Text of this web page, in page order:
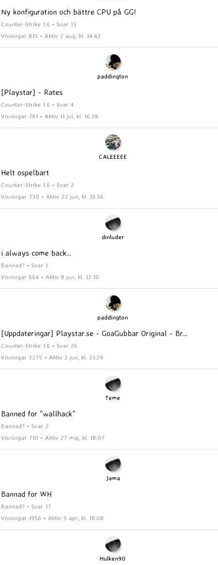
Ny konfiguration och bättre CPU på GG!
Counter-Strike 1.6 • Svar 13
Visningar 815 • Aktiv 2 aug, kl. 14:42
paddington
[Playstar] - Rates
Counter-Strike 1.6 • Svar 4
Visningar 781 • Aktiv 11 jul, kl. 16:28
CALEEEEE
Helt ospelbart
Counter-Strike 1.6 • Svar 2
Visningar 730 • Aktiv 22 jun, kl. 19:36
dinluder
i always come back...
Bannad? • Svar 1
Visningar 664 • Aktiv 8 jun, kl. 12:10
paddington
[Uppdateringar] Playstar.se - GoaGubbar Original - Br...
Counter-Strike 1.6 • Svar 26
Visningar 3275 • Aktiv 2 jun, kl. 21:29
Teme
Banned for "wallhack"
Bannad? • Svar 2
Visningar 710 • Aktiv 27 maj, kl. 18:07
Jama
Bannad for WH
Bannad? • Svar 17
Visningar 1956 • Aktiv 3 apr, kl. 18:08
Hulken90